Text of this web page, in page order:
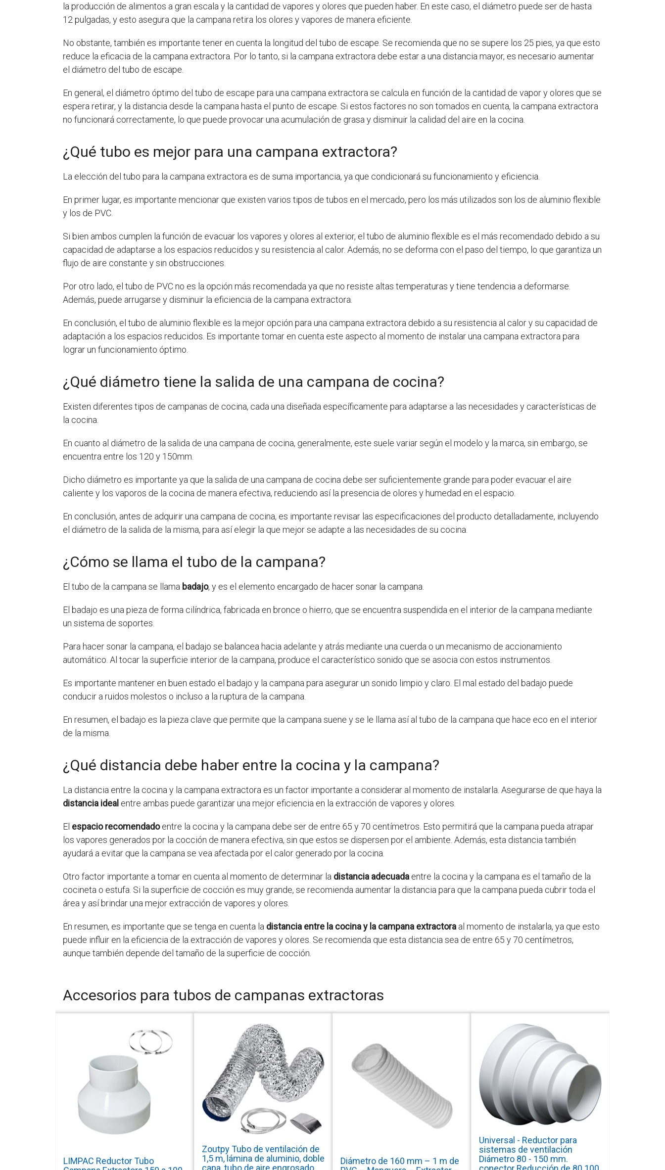
la producción de alimentos a gran escala y la cantidad de vapores y olores que pueden haber. En este caso, el diámetro puede ser de hasta
12 pulgadas, y esto asegura que la campana retira los olores y vapores de manera eficiente.
No obstante, también es importante tener en cuenta la longitud del tubo de escape. Se recomienda que no se supere los 25 pies, ya que esto
reduce la eficacia de la campana extractora. Por lo tanto, si la campana extractora debe estar a una distancia mayor, es necesario aumentar
el diámetro del tubo de escape.
En general, el diámetro óptimo del tubo de escape para una campana extractora se calcula en función de la cantidad de vapor y olores que se
espera retirar, y la distancia desde la campana hasta el punto de escape. Si estos factores no son tomados en cuenta, la campana extractora
no funcionará correctamente, lo que puede provocar una acumulación de grasa y disminuir la calidad del aire en la cocina.
¿Qué tubo es mejor para una campana extractora?
La elección del tubo para la campana extractora es de suma importancia, ya que condicionará su funcionamiento y eficiencia.
En primer lugar, es importante mencionar que existen varios tipos de tubos en el mercado, pero los más utilizados son los de aluminio flexible
y los de PVC.
Si bien ambos cumplen la función de evacuar los vapores y olores al exterior, el tubo de aluminio flexible es el más recomendado debido a su
capacidad de adaptarse a los espacios reducidos y su resistencia al calor. Además, no se deforma con el paso del tiempo, lo que garantiza un
flujo de aire constante y sin obstrucciones.
Por otro lado, el tubo de PVC no es la opción más recomendada ya que no resiste altas temperaturas y tiene tendencia a deformarse.
Además, puede arrugarse y disminuir la eficiencia de la campana extractora.
En conclusión, el tubo de aluminio flexible es la mejor opción para una campana extractora debido a su resistencia al calor y su capacidad de
adaptación a los espacios reducidos. Es importante tomar en cuenta este aspecto al momento de instalar una campana extractora para
lograr un funcionamiento óptimo.
¿Qué diámetro tiene la salida de una campana de cocina?
Existen diferentes tipos de campanas de cocina, cada una diseñada específicamente para adaptarse a las necesidades y características de
la cocina.
En cuanto al diámetro de la salida de una campana de cocina, generalmente, este suele variar según el modelo y la marca, sin embargo, se
encuentra entre los 120 y 150mm.
Dicho diámetro es importante ya que la salida de una campana de cocina debe ser suficientemente grande para poder evacuar el aire
caliente y los vaporos de la cocina de manera efectiva, reduciendo así la presencia de olores y humedad en el espacio.
En conclusión, antes de adquirir una campana de cocina, es importante revisar las especificaciones del producto detalladamente, incluyendo
el diámetro de la salida de la misma, para así elegir la que mejor se adapte a las necesidades de su cocina.
¿Cómo se llama el tubo de la campana?
El tubo de la campana se llama badajo, y es el elemento encargado de hacer sonar la campana.
El badajo es una pieza de forma cilíndrica, fabricada en bronce o hierro, que se encuentra suspendida en el interior de la campana mediante
un sistema de soportes.
Para hacer sonar la campana, el badajo se balancea hacia adelante y atrás mediante una cuerda o un mecanismo de accionamiento
automático. Al tocar la superficie interior de la campana, produce el característico sonido que se asocia con estos instrumentos.
Es importante mantener en buen estado el badajo y la campana para asegurar un sonido limpio y claro. El mal estado del badajo puede
conducir a ruidos molestos o incluso a la ruptura de la campana.
En resumen, el badajo es la pieza clave que permite que la campana suene y se le llama así al tubo de la campana que hace eco en el interior
de la misma.
¿Qué distancia debe haber entre la cocina y la campana?
La distancia entre la cocina y la campana extractora es un factor importante a considerar al momento de instalarla. Asegurarse de que haya la
distancia ideal entre ambas puede garantizar una mejor eficiencia en la extracción de vapores y olores.
El espacio recomendadoentre la cocina y la campana debe ser de entre 65 y 70 centímetros. Esto permitirá que la campana pueda atrapar
los vapores generados por la cocción de manera efectiva, sin que estos se dispersen por el ambiente. Además, esta distancia también
ayudará a evitar que la campana se vea afectada por el calor generado por la cocina.
Otro factor importante a tomar en cuenta al momento de determinar la distancia adecuada entre la cocina y la campana es el tamaño de la
cocineta o estufa. Si la superficie de cocción es muy grande, se recomienda aumentar la distancia para que la campana pueda cubrir toda el
área y así brindar una mejor extracción de vapores y olores.
En resumen, es importante que se tenga en cuenta la distancia entre la cocina y la campana extractora al momento de instalarla, ya que esto
puede influir en la eficiencia de la extracción de vapores y olores. Se recomienda que esta distancia sea de entre 65 y 70 centímetros,
aunque también depende del tamaño de la superficie de cocción.
Accesorios para tubos de campanas extractoras
LIMPAC Reductor Tubo
Zoutpy Tubo de ventilación de
1,5 m, lámina de aluminio, doble
capa, tubo de aire engrosado,
Diámetro de 160 mm – 1 m de
Universal - Reductor para
sistemas de ventilación
Diámetro 80 - 150 mm.